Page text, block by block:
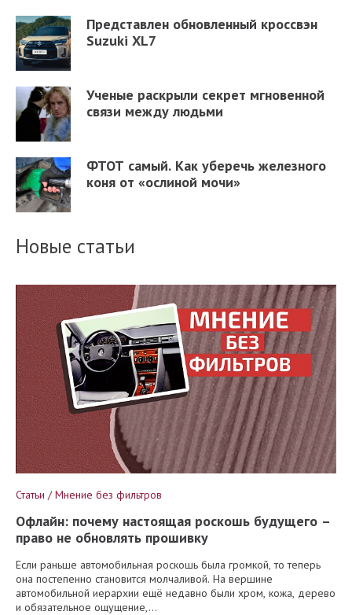
Представлен обновленный кроссвэн
Suzuki XL7
Ученые раскрыли секрет мгновенной
связи между людьми
ФТОТ самый. Как уберечь железного
коня от «ослиной мочи»
Новые статьи
Статьи / Мнение без фильтров
Офлайн: почему настоящая роскошь будущего –
право не обновлять прошивку
Если раньше автомобильная роскошь была громкой, то теперь
она постепенно становится молчаливой. На вершине
автомобильной иерархии ещё недавно были хром, кожа, дерево
и обязательное ощущение,...